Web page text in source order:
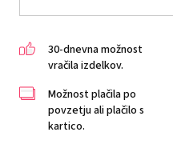
30-dnevna možnost
vračila izdelkov.
Možnost plačila po
povzetju ali plačilo s
kartico.